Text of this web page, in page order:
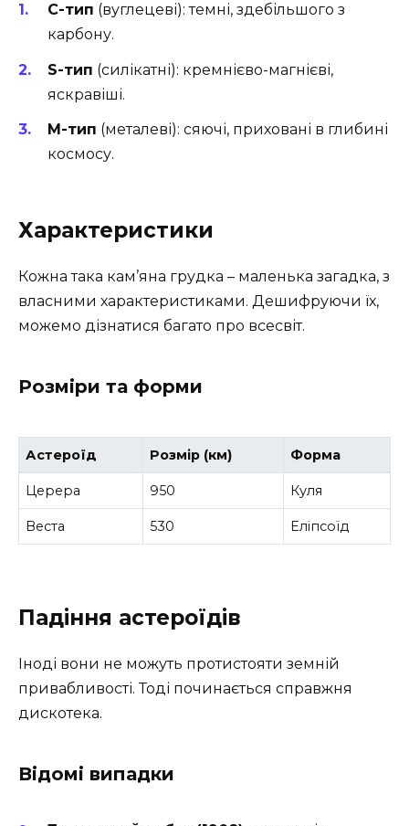
С-тип (вуглецеві): темні, здебільшого з
карбону.
S-тип (силікатні): кремнієво-магнієві,
яскравіші.
M-тип (металеві): сяючі, приховані в глибині
космосу.
Характеристики
Кожна така кам’яна грудка – маленька загадка, з
власними характеристиками. Дешифруючи їх,
можемо дізнатися багато про всесвіт.
Розміри та форми
Астероїд Розмір (км) Форма
Церера 950 Куля
Веста 530 Еліпсоїд
Падіння астероїдів
Іноді вони не можуть протистояти земній
привабливості. Тоді починається справжня
дискотека.
Відомі випадки